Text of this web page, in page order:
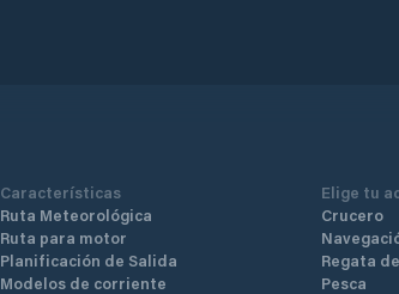
Características
Ruta Meteorológica
Ruta para motor
Planificación de Salida
Modelos de corriente
Elige tu
Crucero
Regata
Pesca